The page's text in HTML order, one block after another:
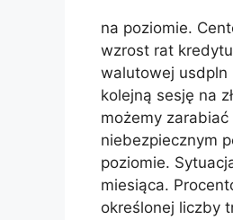
na poziomie.
wzrost rat
walutowej usdpln
kolejną sesję na
możemy
niebezpiecznym
poziomie.
miesiąca.
określonej liczby